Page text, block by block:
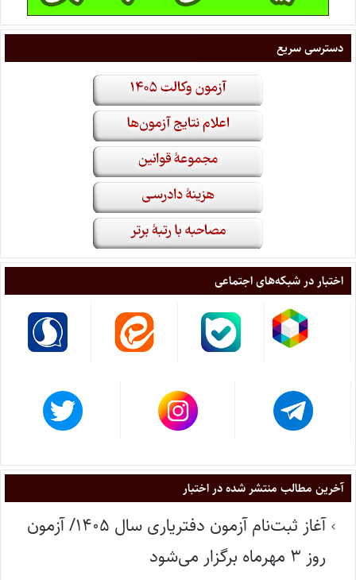
دسترسی سریع
اختبار در شبکه‌های اجتماعی
آخرین مطالب منتشر شده در اختبار
آغاز ثبت‌نام آزمون دفتریاری سال ۱۴۰۵/ آزمون
روز ۳ مهرماه برگزار می‌شود